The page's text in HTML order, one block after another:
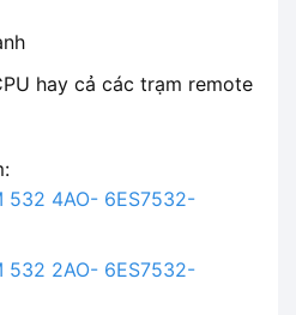
hay cả các trạm remote
532 4AO- 6ES7532-
532 2AO- 6ES7532-